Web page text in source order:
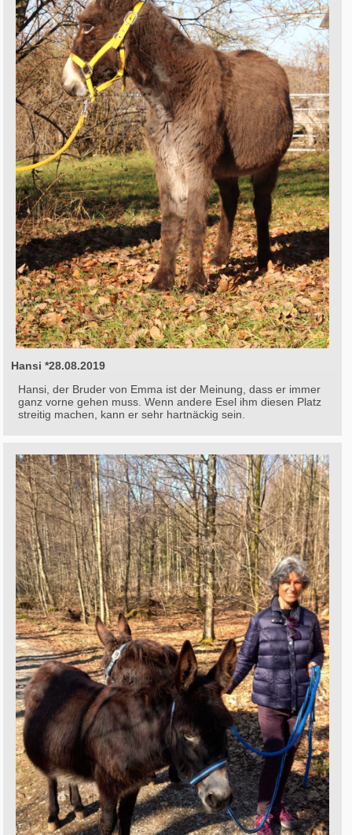
Hansi *28.08.2019
Hansi, der Bruder von Emma ist der Meinung, dass er immer
ganz vorne gehen muss. Wenn andere Esel ihm diesen Platz
streitig machen, kann er sehr hartnäckig sein.